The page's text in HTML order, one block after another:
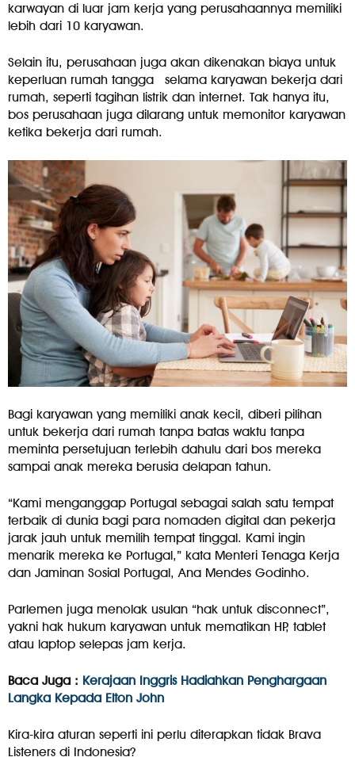
karwayan di luar jam kerja yang perusahaannya memiliki
lebih dari 10 karyawan.
Selain itu, perusahaan juga akan dikenakan biaya untuk
keperluan rumah tangga
selama karyawan bekerja dari
rumah, seperti tagihan listrik dan internet. Tak hanya itu,
bos perusahaan juga dilarang untuk memonitor karyawan
ketika bekerja dari rumah.
Bagi karyawan yang memiliki anak kecil, diberi pilihan
untuk bekerja dari rumah tanpa batas waktu tanpa
meminta persetujuan terlebih dahulu dari bos mereka
sampai anak mereka berusia delapan tahun.
“Kami menganggap Portugal sebagai salah satu tempat
terbaik di dunia bagi para nomaden digital dan pekerja
jarak jauh untuk memilih tempat tinggal. Kami ingin
menarik mereka ke Portugal,” kata Menteri Tenaga Kerja
dan Jaminan Sosial Portugal, Ana Mendes Godinho.
Parlemen juga menolak usulan “hak untuk disconnect”,
yakni hak hukum karyawan untuk mematikan HP, tablet
atau laptop selepas jam kerja.
Baca Juga : Kerajaan Inggris Hadiahkan Penghargaan
Langka Kepada Elton John
Kira-kira aturan seperti ini perlu diterapkan tidak Brava
Listeners di Indonesia?